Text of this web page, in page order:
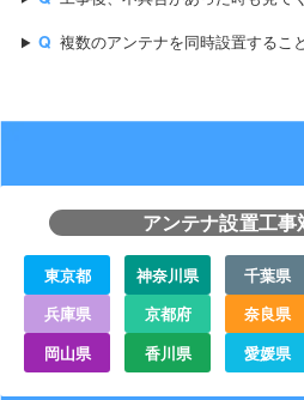
複数のアンテナを同時設置するこ
アンテナ設置工
東京都 神奈川県 千葉県
兵庫県
京都府 奈良県
岡山県
香川県 愛媛県